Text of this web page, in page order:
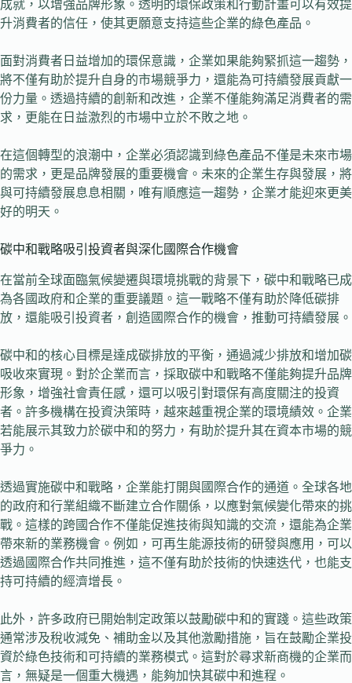
成就，以增強品牌形象。透明的環保政策和行動計畫可以有效提
升消費者的信任，使其更願意支持這些企業的綠色產品。
面對消費者日益增加的環保意識，企業如果能夠緊抓這一趨勢，
將不僅有助於提升自身的市場競爭力，還能為可持續發展貢獻一
份力量。透過持續的創新和改進，企業不僅能夠滿足消費者的需
求，更能在日益激烈的市場中立於不敗之地。
在這個轉型的浪潮中，企業必須認識到綠色產品不僅是未來市場
的需求，更是品牌發展的重要機會。未來的企業生存與發展，將
與可持續發展息息相關，唯有順應這一趨勢，企業才能迎來更美
好的明天。
碳中和戰略吸引投資者與深化國際合作機會
在當前全球面臨氣候變遷與環境挑戰的背景下，碳中和戰略已成
為各國政府和企業的重要議題。這一戰略不僅有助於降低碳排
放，還能吸引投資者，創造國際合作的機會，推動可持續發展。
碳中和的核心目標是達成碳排放的平衡，通過減少排放和增加碳
吸收來實現。對於企業而言，採取碳中和戰略不僅能夠提升品牌
形象，增強社會責任感，還可以吸引對環保有高度關注的投資
者。許多機構在投資決策時，越來越重視企業的環境績效。企業
若能展示其致力於碳中和的努力，有助於提升其在資本市場的競
爭力。
透過實施碳中和戰略，企業能打開與國際合作的通道。全球各地
的政府和行業組織不斷建立合作關係，以應對氣候變化帶來的挑
戰。這樣的跨國合作不僅能促進技術與知識的交流，還能為企業
帶來新的業務機會。例如，可再生能源技術的研發與應用，可以
透過國際合作共同推進，這不僅有助於技術的快速迭代，也能支
持可持續的經濟增長。
此外，許多政府已開始制定政策以鼓勵碳中和的實踐。這些政策
通常涉及稅收減免、補助金以及其他激勵措施，旨在鼓勵企業投
資於綠色技術和可持續的業務模式。這對於尋求新商機的企業而
言，無疑是一個重大機遇，能夠加快其碳中和進程。